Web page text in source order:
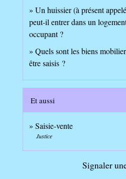
Un huissier (à présent
peut-il entrer dans un
occupant ?
Quels sont les biens
être saisis ?
Et aussi
Saisie-vente
Justice
Signaler